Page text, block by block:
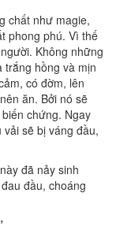
chất như magie,
phong phú. Vì thế
Không những
trắng hồng và mịn
có đờm, lên
ăn. Bởi nó sẽ
chứng. Ngay
sẽ bị váng đầu,
đã nảy sinh
đầu, choáng